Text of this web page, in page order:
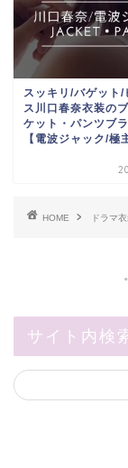
スッキリ/バゲット/
ス川口春奈衣装の
ケット・パンツブ
【電波ジャック/極
HOME ドラマ
サイト内検